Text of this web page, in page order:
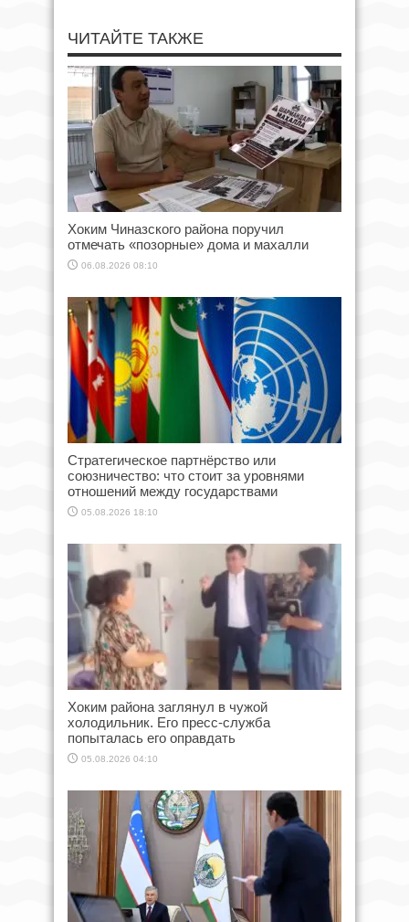
ЧИТАЙТЕ ТАКЖЕ
Хоким Чиназского района поручил
отмечать «позорные» дома и махалли
06.08.2026 08:10
Стратегическое партнёрство или
союзничество: что стоит за уровнями
отношений между государствами
05.08.2026 18:10
Хоким района заглянул в чужой
холодильник. Его пресс-служба
попыталась его оправдать
05.08.2026 04:10